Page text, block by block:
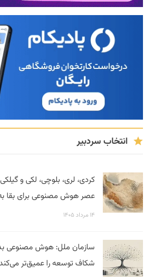
انتخاب سردبیر
کردی، لری، بلوچی، لکی و
عصر هوش مصنوعی برای بقا به
۱۴ مرداد ۱۴۰۵
سازمان ملل: هوش مصنوعی
شکاف توسعه را عمیق‌تر